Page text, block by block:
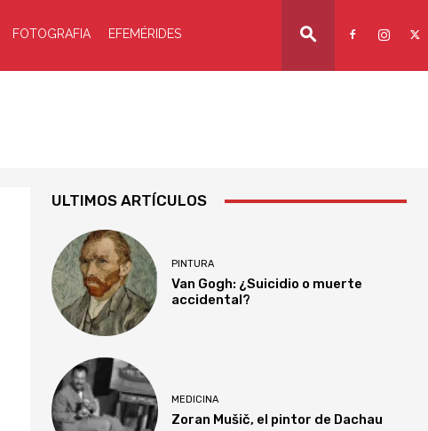
FOTOGRAFIA EFEMÉRIDES
ULTIMOS ARTÍCULOS
PINTURA
Van Gogh: ¿Suicidio o muerte
accidental?
MEDICINA
Zoran Mušič, el pintor de Dachau